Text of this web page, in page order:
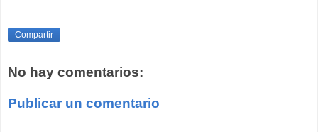
Compartir
No hay comentarios:
Publicar un comentario